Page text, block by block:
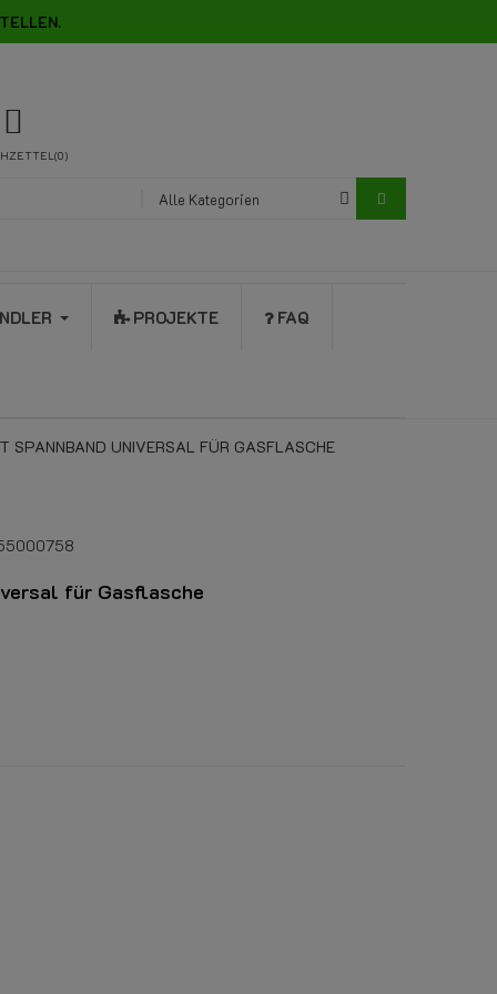
0
Alle Kategorien
PROJEKTE FAQ
SPANNBAND UNIVERSAL FÜR GASFLASCHE
für Gasflasche